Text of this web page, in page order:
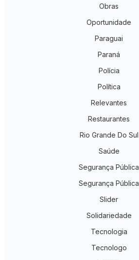
Obras
Oportunidade
Paraguai
Paraná
Polícia
Política
Relevantes
Restaurantes
Rio Grande Do Sul
Saúde
Segurança Pública
Segurança Pública
Slider
Solidariedade
Tecnologia
Tecnologo